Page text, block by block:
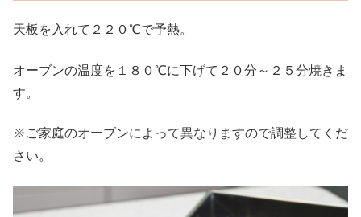
天板を入れて２２０℃で予熱。
オーブンの温度を１８０℃に下げて２０分～２５分焼きま
す。
※ご家庭のオーブンによって異なりますので調整してくだ
さい。